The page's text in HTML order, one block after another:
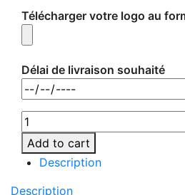
Télécharger votre logo au
Délai de livraison souhaité
MO9577-
03
quantity
Add to cart
Description
Description